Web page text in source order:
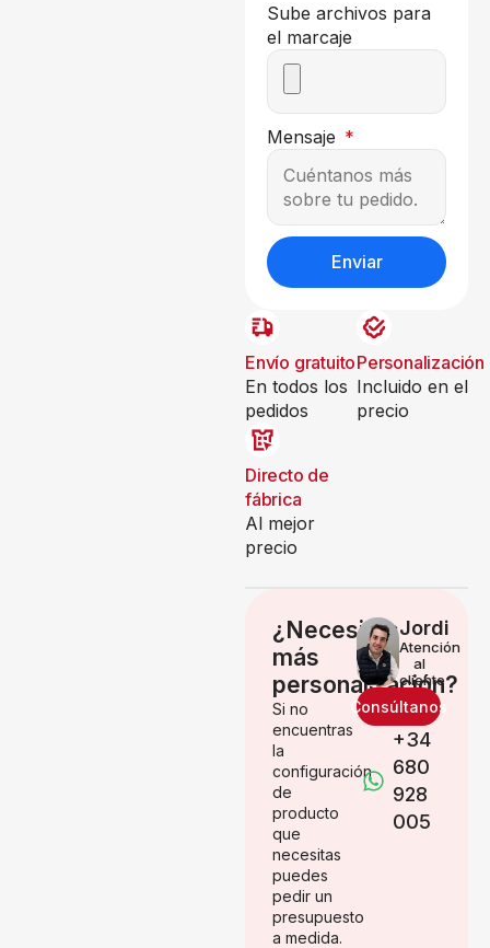
Sube archivos para
el marcaje
Mensaje
Enviar
Envío gratuito
En todos los
pedidos
Personalización
Incluido en el
precio
Directo de
fábrica
Al mejor
precio
¿Necesitas
más
personalización?
Si no
encuentras
la
configuración
de
producto
que
necesitas
puedes
pedir un
presupuesto
a medida.
Jordi
Atención
al
cliente
Consúltanos
+34
680
928
005